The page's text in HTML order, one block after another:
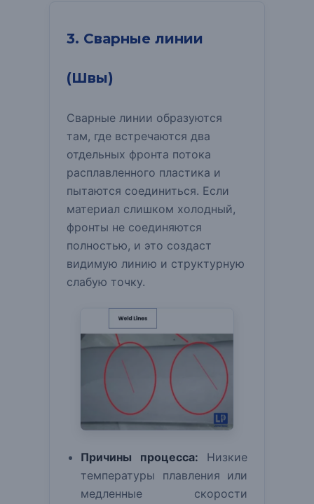
3. Сварные линии
(Швы)
Сварные линии образуются
там, где встречаются два
отдельных фронта потока
расплавленного пластика и
пытаются соединиться. Если
материал слишком холодный,
фронты не соединяются
полностью, и это создаст
видимую линию и структурную
слабую точку.
Причины процесса: Низкие
температуры плавления или
медленные скорости